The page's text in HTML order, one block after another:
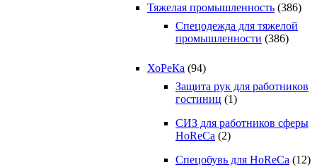
Тяжелая промышленность (386)
Спецодежда для тяжелой
промышленности (386)
ХоРеКа (94)
Защита рук для работников
гостиниц (1)
СИЗ для работников сферы
HoReCa (2)
Спецобувь для HoReCa (12)